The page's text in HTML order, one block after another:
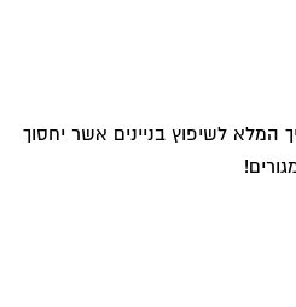
לשיפוץ בניינים אשר יחסוך